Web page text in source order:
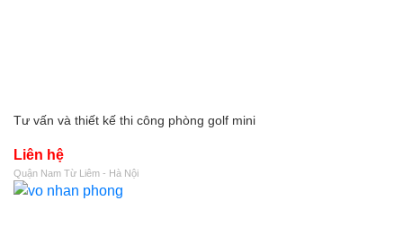
Tư vấn và thiết kế thi công phòng golf mini
Liên hệ
Quận Nam Từ Liêm - Hà Nội